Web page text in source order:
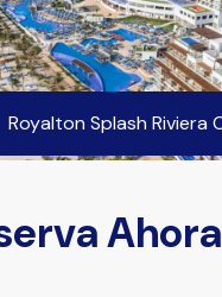
Hoteles
Ahora